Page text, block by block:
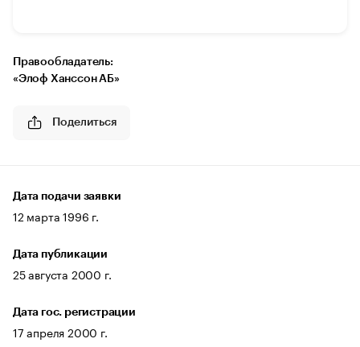
Правообладатель:
«Элоф Ханссон АБ»
Поделиться
Дата подачи заявки
12 марта 1996 г.
Дата публикации
25 августа 2000 г.
Дата гос. регистрации
17 апреля 2000 г.